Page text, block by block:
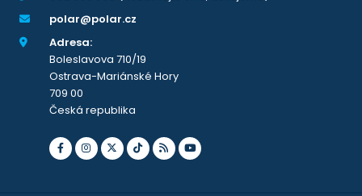
polar@polar.cz
Adresa:
Boleslavova 710/19
Ostrava-Mariánské Hory
709 00
Česká republika